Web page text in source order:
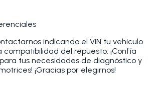
indicando el VIN tu vehículo
del repuesto. ¡Confía
para tus necesidades de diagnóstico y
¡Gracias por elegirnos!